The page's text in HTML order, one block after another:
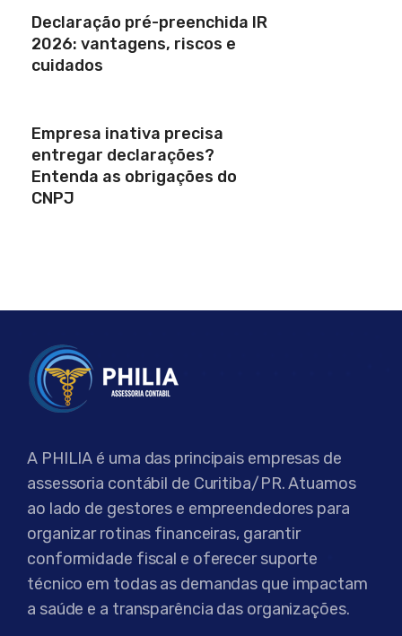
Declaração pré-preenchida IR
2026: vantagens, riscos e
cuidados
Empresa inativa precisa
entregar declarações?
Entenda as obrigações do
CNPJ
A PHILIA é uma das principais empresas de
assessoria contábil de Curitiba/PR. Atuamos
ao lado de gestores e empreendedores para
organizar rotinas financeiras, garantir
conformidade fiscal e oferecer suporte
técnico em todas as demandas que impactam
a saúde e a transparência das organizações.